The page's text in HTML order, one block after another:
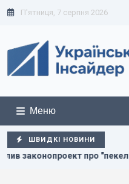
П'ятниця, 7 серпня 2026
Меню
ШВИДКІ НОВИНИ
санкції" проти РФ